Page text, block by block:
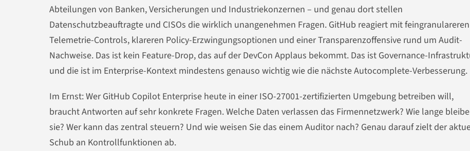
Abteilungen von Banken, Versicherungen und Industriekonzernen – und genau dort stellen
Datenschutzbeauftragte und CISOs die wirklich unangenehmen Fragen. GitHub reagiert mit feingranulareren
Telemetrie-Controls, klareren Policy-Erzwingungsoptionen und einer Transparenzoffensive rund um Audit-
Nachweise. Das ist kein Feature-Drop, das auf der DevCon Applaus bekommt. Das ist Governance-
und die ist im Enterprise-Kontext mindestens genauso wichtig wie die nächste Autocomplete-Verbesserung.
Im Ernst: Wer GitHub Copilot Enterprise heute in einer ISO-27001-zertifizierten Umgebung betreiben will,
braucht Antworten auf sehr konkrete Fragen. Welche Daten verlassen das Firmennetzwerk? Wie lange
sie? Wer kann das zentral steuern? Und wie weisen Sie das einem Auditor nach? Genau darauf zielt der
Schub an Kontrollfunktionen ab.